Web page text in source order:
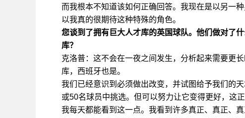
而我根本不知道该如何正确回答。我现在是以另一
以我真的很期待这种特殊的角色。
您谈到了拥有巨大人才库的英国球队。他们做对了
库？
克洛普：这不会在一夜之间发生，分析起来需要更
库，西班牙也是。
我们已经意识到必须做出改变，并试图给予我们的
或50名球员中挑选。但可以努力让它变得更好，这正
我每天都能看到这一点。我看到许多真正、真正、